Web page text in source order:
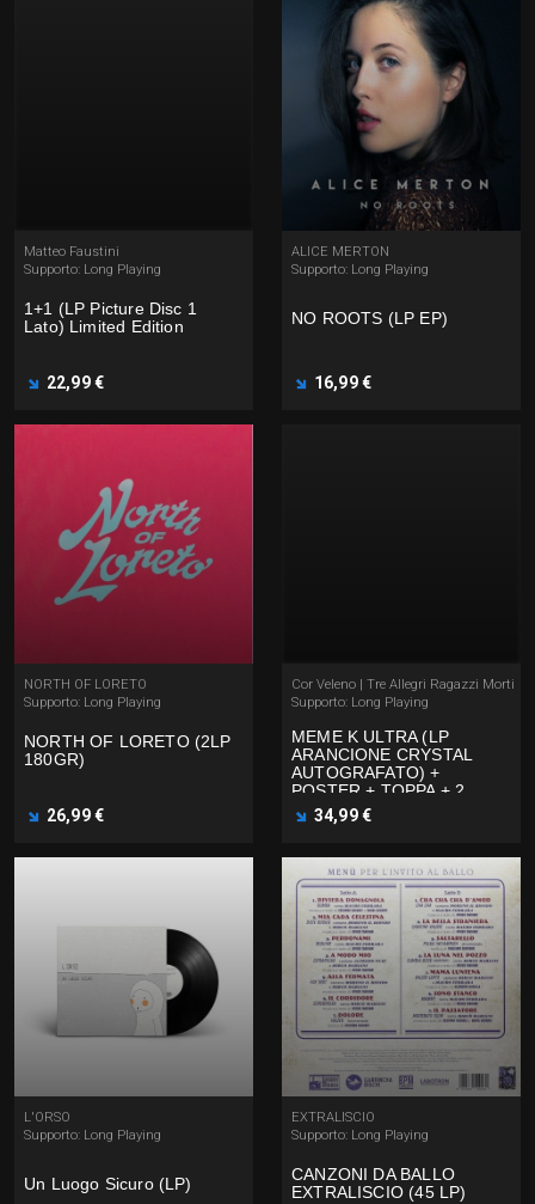
Matteo Faustini
Supporto: Long Playing
1+1 (LP Picture Disc 1
Lato) Limited Edition
22,99 €
ALICE MERTON
Supporto: Long Playing
NO ROOTS (LP EP)
16,99 €
NORTH OF LORETO
Supporto: Long Playing
NORTH OF LORETO (2LP
180GR)
26,99 €
Cor Veleno | Tre Allegri Ragazzi Morti
Supporto: Long Playing
MEME K ULTRA (LP
ARANCIONE CRYSTAL
AUTOGRAFATO) +
POSTER + TOPPA + 2
TATUAGGI
34,99 €
L'ORSO
Supporto: Long Playing
Un Luogo Sicuro (LP)
EXTRALISCIO
Supporto: Long Playing
CANZONI DA BALLO
EXTRALISCIO (45 LP)